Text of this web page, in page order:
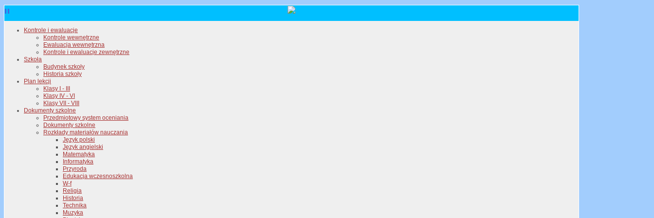
Kontrole i ewaluacje
Kontrole wewnętrzne
Ewaluacja wewnętrzna
Kontrole i ewaluacje zewnętrzne
Szkoła
Budynek szkoły
Historia szkoły
Plan lekcji
Klasy I - III
Klasy IV - VI
Klasy VII - VIII
Dokumenty szkolne
Przedmiotowy system oceniania
Dokumenty szkolne
Rozkłady materiałów nauczania
Język polski
Język angielski
Matematyka
Informatyka
Przyroda
Edukacja wczesnoszkolna
W-f
Religia
Historia
Technika
Muzyka